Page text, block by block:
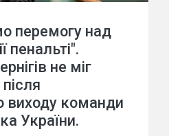
перемогу над
пенальті".
не міг
виходу команди
України.